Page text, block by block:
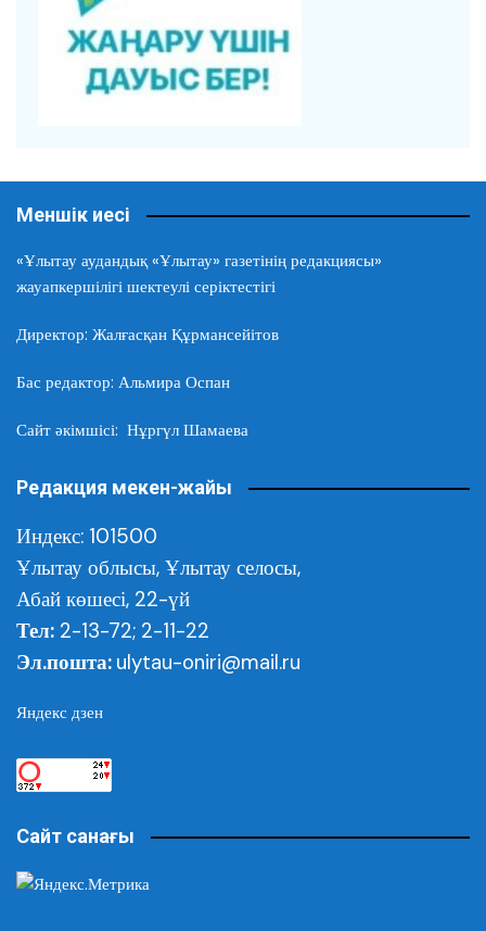
Меншік иесі
«Ұлытау аудандық «Ұлытау» газетінің редакциясы»
жауапкершілігі шектеулі серіктестігі
Директор: Жалғасқан Құрмансейітов
Бас редактор: Альмира Оспан
Сайт әкімшісі: Нұргүл Шамаева
Редакция мекен-жайы
Индекс: 101500
Ұлытау облысы, Ұлытау селосы,
Абай көшесі, 22-үй
Тел: 2-13-72; 2-11-22
Эл.пошта: ulytau-oniri@mail.ru
Яндекс дзен
Сайт санағы